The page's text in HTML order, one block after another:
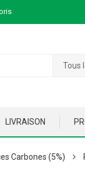
Tous
LIVRAISON
Carbones (5%)